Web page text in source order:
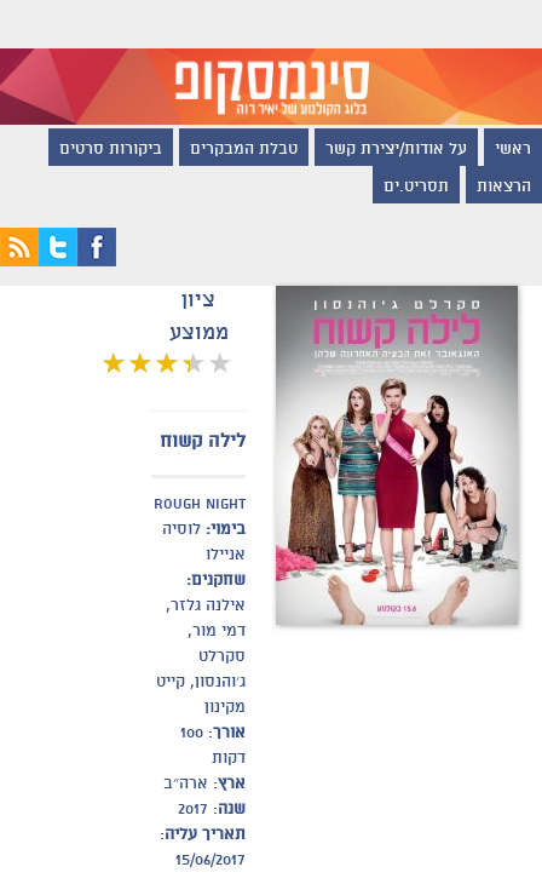
ראשי על אודות/יצירת קשר טבלת המבקרים ביקורות סרטים
הרצאות תסריט.ים
ציון
ממוצע
לילה קשוח
rough night
בימוי: לוסיה
אניילו
שחקנים:
אילנה גלזר,
דמי מור,
סקרלט
ג׳והנסון, קייט
מקינון
אורך : 100
דקות
ארץ: ארה״ב
שנה: 2017
תאריך עליה:
15/06/2017